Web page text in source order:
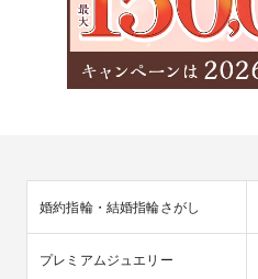
婚約指輪・結婚指輪さがし
プレミアムジュエリー